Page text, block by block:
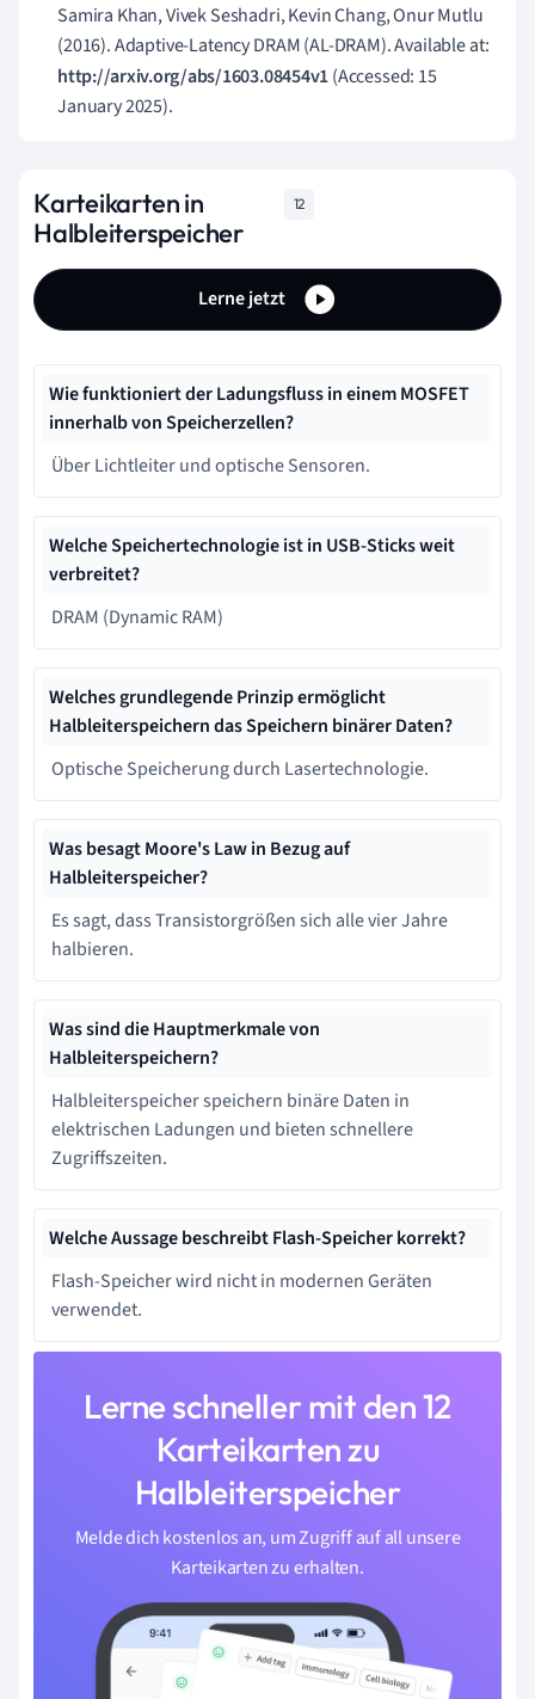
Samira Khan, Vivek Seshadri, Kevin Chang, Onur Mutlu
(2016). Adaptive-Latency DRAM (AL-DRAM). Available at:
http://arxiv.org/abs/1603.08454v1(Accessed: 15
January 2025).
Karteikarten in
Halbleiterspeicher
12
Lerne jetzt
Wie funktioniert der Ladungsfluss in einem MOSFET
innerhalb von Speicherzellen?
Über Lichtleiter und optische Sensoren.
Welche Speichertechnologie ist in USB-Sticks weit
verbreitet?
DRAM (Dynamic RAM)
Welches grundlegende Prinzip ermöglicht
Halbleiterspeichern das Speichern binärer Daten?
Optische Speicherung durch Lasertechnologie.
Was besagt Moore's Law in Bezug auf
Halbleiterspeicher?
Es sagt, dass Transistorgrößen sich alle vier Jahre
halbieren.
Was sind die Hauptmerkmale von
Halbleiterspeichern?
Halbleiterspeicher speichern binäre Daten in
elektrischen Ladungen und bieten schnellere
Zugriffszeiten.
Welche Aussage beschreibt Flash-Speicher korrekt?
Flash-Speicher wird nicht in modernen Geräten
verwendet.
Lerne schneller mit den 12
Karteikarten zu
Halbleiterspeicher
Melde dich kostenlos an, um Zugriff auf all unsere
Karteikarten zu erhalten.